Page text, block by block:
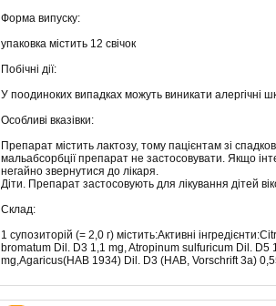
Форма випуску:
упаковка містить 12 свічок
Побічні дії:
У поодиноких випадках можуть виникати алергічні
Особливі вказівки:
Препарат містить лактозу, тому пацієнтам зі
мальабсорбції препарат не застосовувати. Якщо
негайно звернутися до лікаря.
Діти. Препарат застосовують для лікування дітей
Склад:
1 супозиторій (= 2,0 г) містить:Активні
bromatum Dil. D3 1,1 mg, Atropinum sulfuricum Dil.
mg,Agaricus(HAB 1934) Dil. D3 (HAB, Vorschrift 3a)